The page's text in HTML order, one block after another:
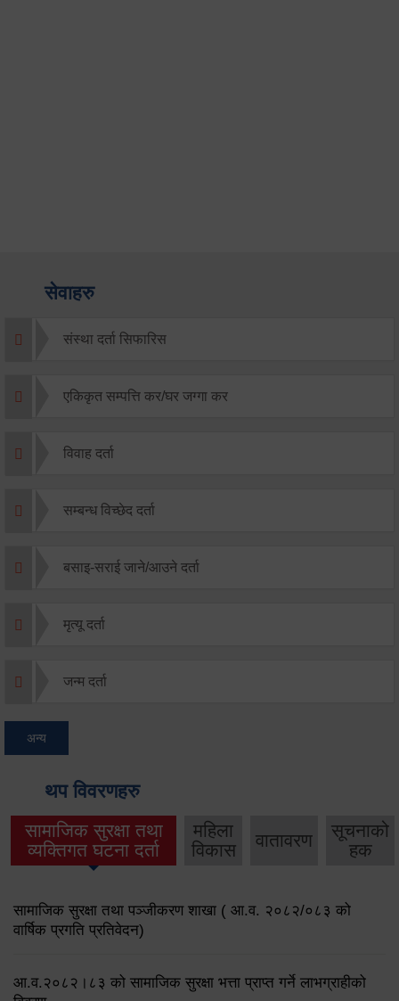
सेवाहरु
संस्था दर्ता सिफारिस
एकिकृत सम्पत्ति कर/घर जग्गा कर
विवाह दर्ता
सम्बन्ध विच्छेद दर्ता
बसाइ-सराई जाने/आउने दर्ता
मृत्यू दर्ता
जन्म दर्ता
अन्य
थप विवरणहरु
सामाजिक सुरक्षा तथा
व्यक्तिगत घटना दर्ता
महिला
विकास
वातावरण
सूचनाको
हक
सामाजिक सुरक्षा तथा पञ्जीकरण शाखा ( आ.व. २०८२/०८३ को
वार्षिक प्रगति प्रतिवेदन)
आ.व.२०८२।८३ को सामाजिक सुरक्षा भत्ता प्राप्त गर्ने लाभग्राहीको